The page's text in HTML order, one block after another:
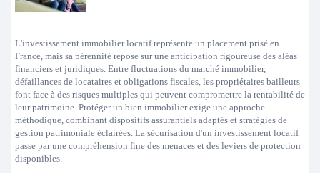
L'investissement immobilier locatif représente un placement prisé en
France, mais sa pérennité repose sur une anticipation rigoureuse des aléas
financiers et juridiques. Entre fluctuations du marché immobilier,
défaillances de locataires et obligations fiscales, les propriétaires bailleurs
font face à des risques multiples qui peuvent compromettre la rentabilité de
leur patrimoine. Protéger un bien immobilier exige une approche
méthodique, combinant dispositifs assurantiels adaptés et stratégies de
gestion patrimoniale éclairées. La sécurisation d'un investissement locatif
passe par une compréhension fine des menaces et des leviers de protection
disponibles.